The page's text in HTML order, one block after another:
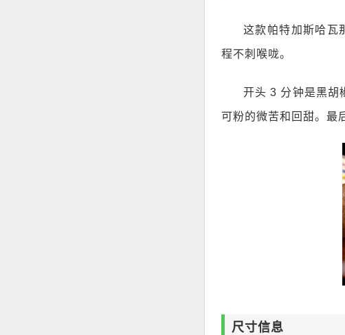
这款帕特加斯哈瓦
程不刺喉咙。
开头 3 分钟是黑胡
可粉的微苦和回甜。最
尺寸信息